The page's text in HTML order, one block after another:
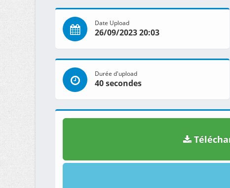
Date Upload
26/09/2023 20:03
Durée d'upload
40 secondes